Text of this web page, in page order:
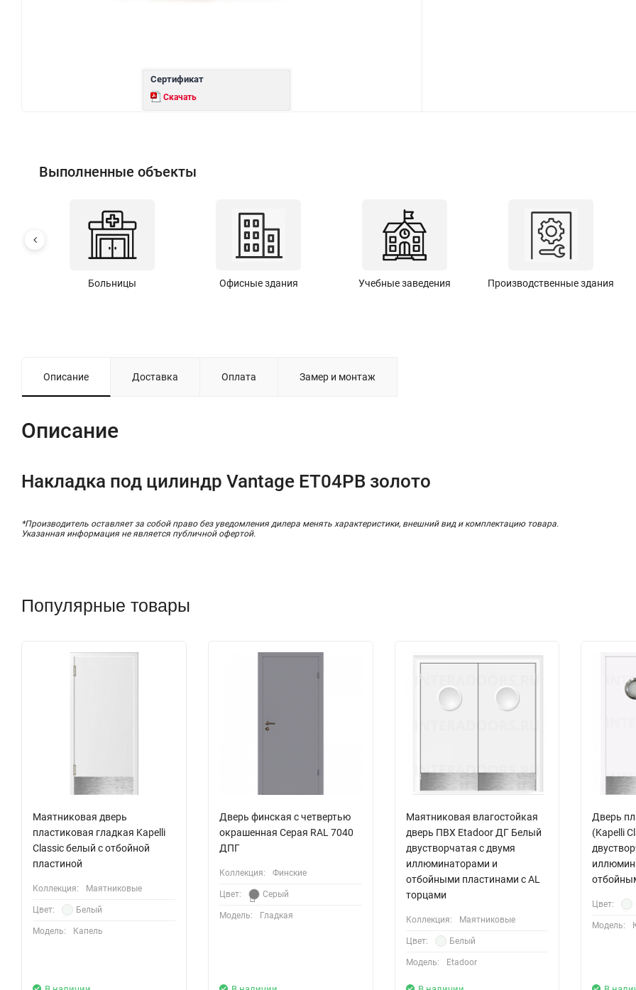
Сертификат
Скачать
Выполненные объекты
Больницы Офисные здания Учебные заведения Производственные здания
Описание Доставка Оплата Замер и монтаж
Описание
Накладка под цилиндр Vantage ET04PB золото
*Производитель оставляет за собой право без уведомления дилера менять характеристики, внешний вид и комплектацию товара.
Указанная информация не является публичной офертой.
Популярные товары
Маятниковая дверь
пластиковая гладкая Kapelli
Classic белый с отбойной
пластиной
Коллекция: Маятниковые
Цвет: Белый
Модель: Капель
Дверь финская с четвертью
окрашенная Серая RAL 7040
ДПГ
Коллекция: Финские
Цвет: Серый
Модель: Гладкая
Маятниковая влагостойкая
дверь ПВХ Etadoor ДГ Белый
двустворчатая с двумя
иллюминаторами и
отбойными пластинами с AL
торцами
Коллекция: Маятниковые
Цвет: Белый
Модель: Etadoor
Дверь
(Kapelli
Цвет:
Модель: